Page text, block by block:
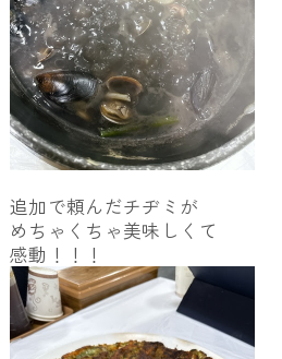
追加で頼んだチヂミが
めちゃくちゃ美味しくて
感動！！！